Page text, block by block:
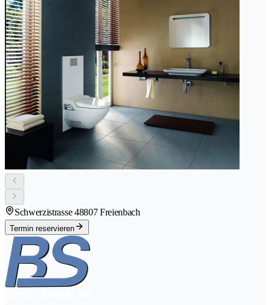
Schwerzistrasse 48807 Freienbach
Termin reservieren